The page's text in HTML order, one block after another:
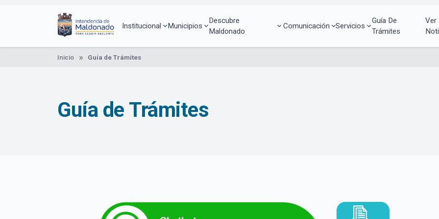
Institucional Municipios
Descubre
Maldonado
Comunicación Servicios
Guía De
Trámites
Ver
Inicio Guía de Trámites
Guía de Trámites